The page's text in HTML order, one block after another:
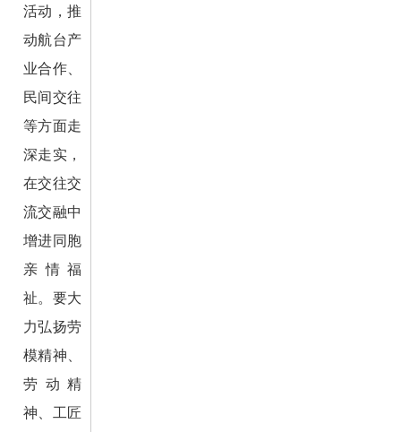
活动，推
动航台产
业合作、
民间交往
等方面走
深走实，
在交往交
流交融中
增进同胞
亲情福
祉。要大
力弘扬劳
模精神、
劳动精
神、工匠